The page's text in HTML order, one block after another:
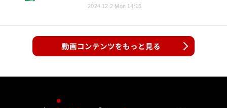
2024.12.2 Mon 14:15
動画コンテンツをもっと見る